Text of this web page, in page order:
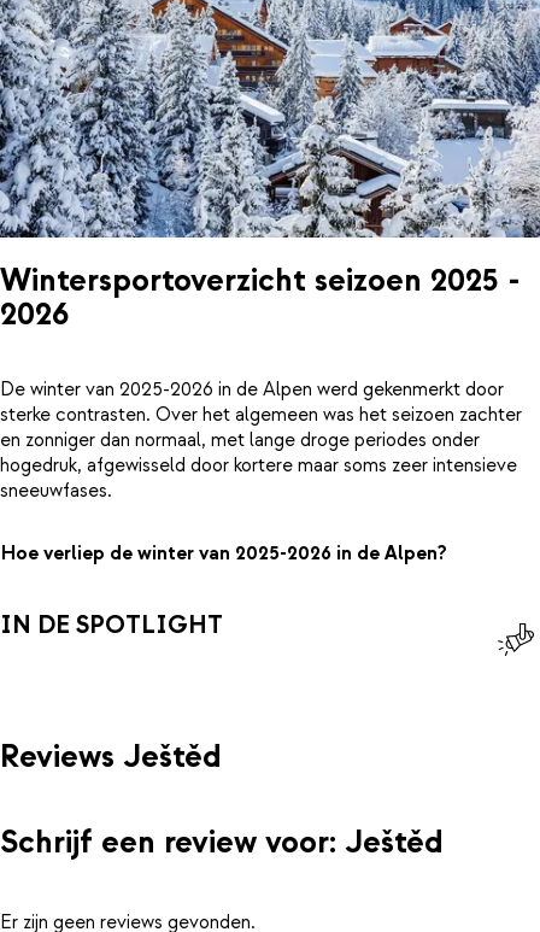
Wintersportoverzicht seizoen 2025 -
2026
De winter van 2025-2026 in de Alpen werd gekenmerkt door
sterke contrasten. Over het algemeen was het seizoen zachter
en zonniger dan normaal, met lange droge periodes onder
hogedruk, afgewisseld door kortere maar soms zeer intensieve
sneeuwfases.
Hoe verliep de winter van 2025-2026 in de Alpen?
IN DE SPOTLIGHT
Reviews Ještěd
Schrijf een review voor: Ještěd
Er zijn geen reviews gevonden.